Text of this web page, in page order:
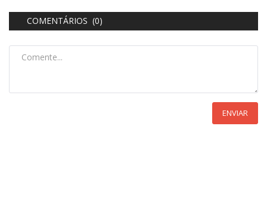
COMENTÁRIOS (0)
ENVIAR